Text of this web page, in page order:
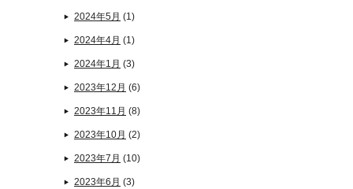
2024年5月 (1)
2024年4月 (1)
2024年1月 (3)
2023年12月 (6)
2023年11月 (8)
2023年10月 (2)
2023年7月 (10)
2023年6月 (3)